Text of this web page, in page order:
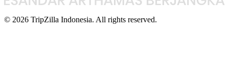
© 2026 TripZilla Indonesia. All rights reserved.